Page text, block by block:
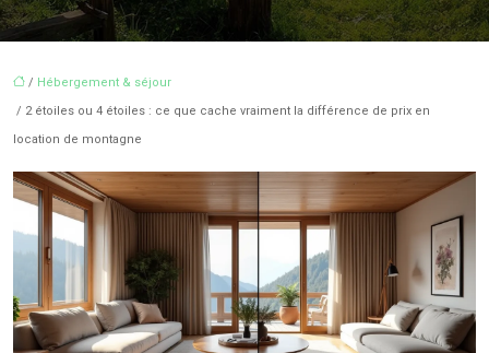
/ Hébergement & séjour
/ 2 étoiles ou 4 étoiles : ce que cache vraiment la différence de prix en
location de montagne